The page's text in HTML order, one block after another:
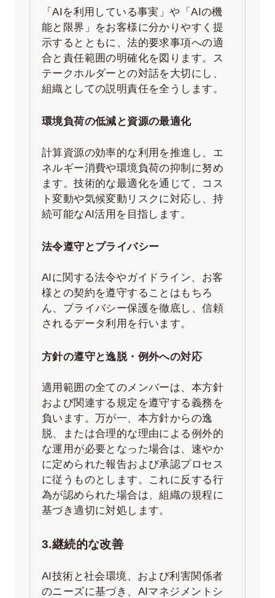
「AIを利用している事実」や「AIの機
能と限界」をお客様に分かりやすく提
示するとともに、法的要求事項への適
合と責任範囲の明確化を図ります。ス
テークホルダーとの対話を大切にし、
組織としての説明責任を全うします。
環境負荷の低減と資源の最適化
計算資源の効率的な利用を推進し、エ
ネルギー消費や環境負荷の抑制に努め
ます。技術的な最適化を通じて、コス
ト変動や気候変動リスクに対応し、持
続可能なAI活用を目指します。
法令遵守とプライバシー
AIに関する法令やガイドライン、お客
様との契約を遵守することはもちろ
ん、プライバシー保護を徹底し、信頼
されるデータ利用を行います。
方針の遵守と逸脱・例外への対応
適用範囲の全てのメンバーは、本方針
および関連する規定を遵守する義務を
負います。万が一、本方針からの逸
脱、または合理的な理由による例外的
な運用が必要となった場合は、速やか
に定められた報告および承認プロセス
に従うものとします。これに反する行
為が認められた場合は、組織の規程に
基づき適切に対処します。
3.継続的な改善
AI技術と社会環境、および利害関係者
のニーズに基づき、AIマネジメントシ